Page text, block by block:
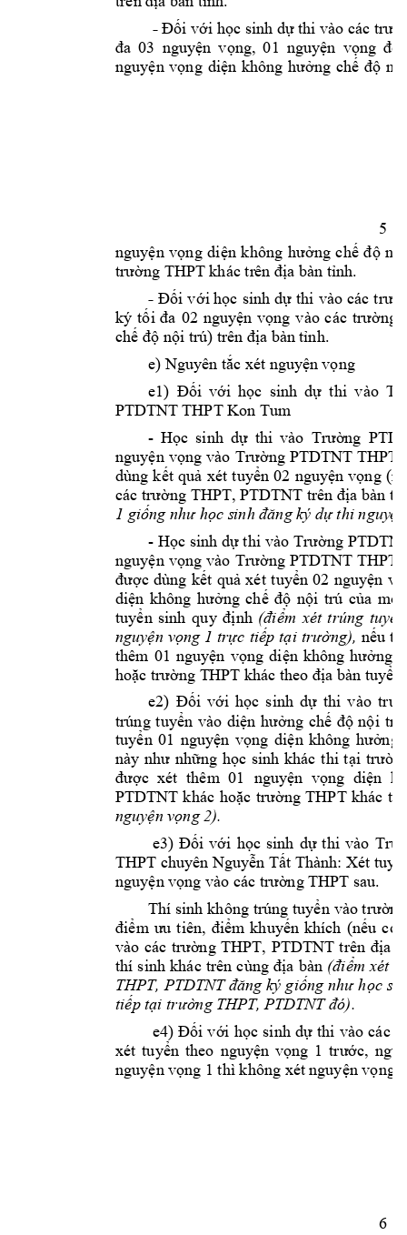
- Đối với học sinh dự thi vào các
đa 03 nguyện vọng, 01 nguyện vọng để
nguyện vọng diện không hưởng chế độ
5
nguyện vọng diện không hưởng chế độ
trường THPT khác trên địa bàn tỉnh.
- Đối với học sinh dự thi vào các
ký tối đa 02 nguyện vọng vào các trường
chế độ nội trú) trên địa bàn tỉnh.
e) Nguyên tắc xét nguyện vọng
e1) Đối với học sinh dự thi vào
PTDTNT THPT Kon Tum
- Học sinh dự thi vào Trường
nguyện vọng vào Trường PTDTNT THPT
dùng kết quả xét tuyển 02 nguyện vọng
các trường THPT, PTDTNT trên địa bàn
1 giống như học sinh đăng ký dự thi nguy
- Học sinh dự thi vào Trường
nguyện vọng vào Trường PTDTNT THPT
được dùng kết quả xét tuyển 02 nguyện
diện không hưởng chế độ nội trú của một
tuyển sinh quy định (điểm xét trúng
nguyện vọng 1 trực tiếp tại trường), nếu
thêm 01 nguyện vọng diện không hưởng
hoặc trường THPT khác theo địa bàn tuyển
e2) Đối với học sinh dự thi vào
trúng tuyển vào diện hưởng chế độ nội trú
tuyển 01 nguyện vọng diện không hưởng
này như những học sinh khác thi tại
được xét thêm 01 nguyện vọng diện
PTDTNT khác hoặc trường THPT khác
nguyện vọng 2).
e3) Đối với học sinh dự thi vào
THPT chuyên Nguyễn Tất Thành: Xét
nguyện vọng vào các trường THPT sau.
Thí sinh không trúng tuyển vào
điểm ưu tiên, điểm khuyến khích (nếu có)
vào các trường THPT, PTDTNT trên địa
thí sinh khác trên cùng địa bàn (điểm xét
THPT, PTDTNT đăng ký giống như học
tiếp tại trường THPT, PTDTNT đó).
e4) Đối với học sinh dự thi vào các
xét tuyển theo nguyện vọng 1 trước,
nguyện vọng 1 thì không xét nguyện vọng
6